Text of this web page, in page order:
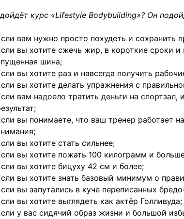
курс «Lifestyle Bodybuilding»? Он
вам нужно просто похудеть и сохранить
вы хотите сжечь жир, в короткие сроки и
шина;
вы хотите раз и навсегда получить
вы хотите делать упражнения с
вам надоело тратить деньги на
вы понимаете, что ваш тренер работает
вы хотите стать сильнее;
вы хотите пожать 100 килограмм и
вы хотите бицуху 42 см и более;
вы хотите знать базовый минимум о
вы запутались в куче переписанных
вы хотите выглядеть как актёр Голливуда;
у вас сидячий образ жизни и большой